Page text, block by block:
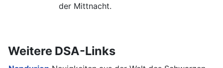
der Mittnacht.
Weitere DSA-Links